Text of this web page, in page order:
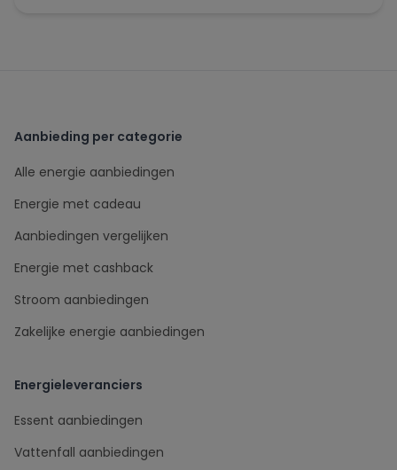
Aanbieding per categorie
Alle energie aanbiedingen
Energie met cadeau
Aanbiedingen vergelijken
Energie met cashback
Stroom aanbiedingen
Zakelijke energie aanbiedingen
Energieleveranciers
Essent aanbiedingen
Vattenfall aanbiedingen